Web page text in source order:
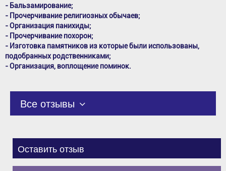
- Бальзамирование;
- Прочерчивание религиозных обычаев;
- Организация панихиды;
- Прочерчивание похорон;
- Изготовка памятников из которые были использованы,
подобранных родственниками;
- Организация, воплощение поминок.
Все отзывы
Оставить отзыв